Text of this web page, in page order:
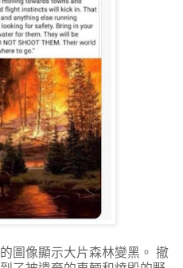
圖像顯示大片森林變黑。 撤